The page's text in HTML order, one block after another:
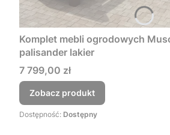
Komplet mebli ogrodowych
palisander lakier
Cena
7 799,00 zł
Zobacz produkt
Dostępność: Dostępny